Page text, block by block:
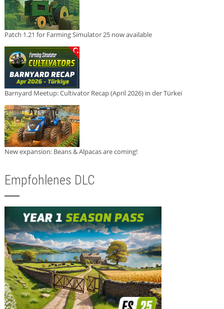
Patch 1.21 for Farming Simulator 25 now available
Barnyard Meetup: Cultivator Recap (April 2026) in der Türkei
New expansion: Beans & Alpacas are coming!
Empfohlenes DLC